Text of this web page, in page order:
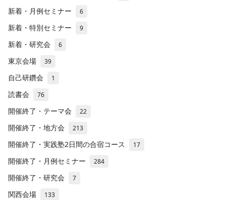
新着・月例セミナー 6
新着・特別セミナー 9
新着・研究会 6
東京会場 39
自己研鑽会 1
読書会 76
開催終了・テーマ会 22
開催終了・地方会 213
開催終了・実践塾2日間の合宿コース 17
開催終了・月例セミナー 284
開催終了・研究会 7
関西会場 133